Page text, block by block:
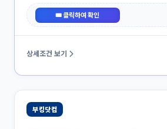
신규회원 10% 쿠폰
상세조건 보기
부킹닷컴